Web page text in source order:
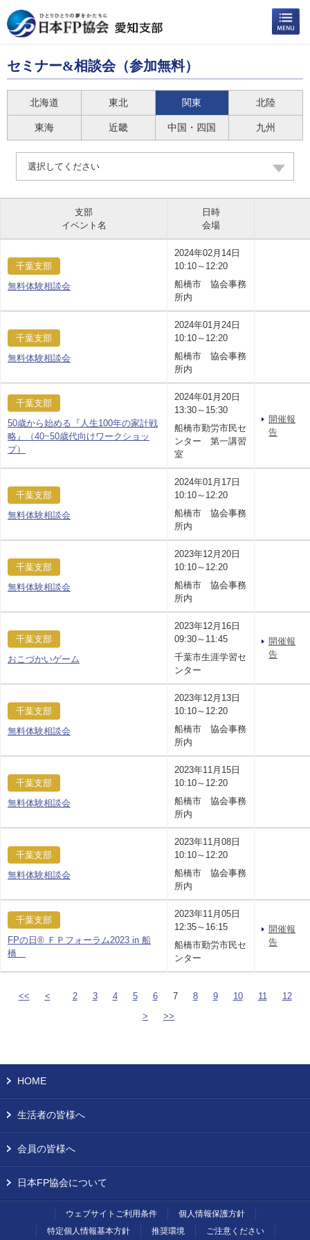
セミナー&相談会（参加無料）
北海道 東北 関東 北陸
東海 近畿 中国・四国 九州
選択してください
支部
イベント名
日時
会場
千葉支部
無料体験相談会
2024年02月14日
10:10～12:20
船橋市 協会事務
所内
千葉支部
無料体験相談会
2024年01月24日
10:10～12:20
船橋市 協会事務
所内
千葉支部
50歳から始める『人生100年の家計戦
略』（40~50歳代向けワークショッ
プ）
2024年01月20日
13:30～15:30
船橋市勤労市民セ
ンター 第一講習
室
開催報
告
千葉支部
無料体験相談会
2024年01月17日
10:10～12:20
船橋市 協会事務
所内
千葉支部
無料体験相談会
2023年12月20日
10:10～12:20
船橋市 協会事務
所内
千葉支部
おこづかいゲーム
2023年12月16日
09:30～11:45
千葉市生涯学習セ
ンター
開催報
告
千葉支部
無料体験相談会
2023年12月13日
10:10～12:20
船橋市 協会事務
所内
千葉支部
無料体験相談会
2023年11月15日
10:10～12:20
船橋市 協会事務
所内
千葉支部
無料体験相談会
2023年11月08日
10:10～12:20
船橋市 協会事務
所内
千葉支部
FPの日® ＦＰフォーラム2023 in 船
橋
2023年11月05日
12:35～16:15
船橋市勤労市民セ
ンター
開催報
告
<< < 2 3 4 5 6 7 8 9 10 11
12
>
>>
HOME
生活者の皆様へ
会員の皆様へ
日本FP協会について
ウェブサイトご利用条件
個人情報保護方針
特定個人情報基本方針
推奨環境 ご注意ください